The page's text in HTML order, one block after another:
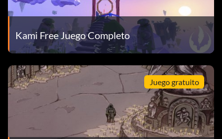
Kami Free Juego Completo
Juego gratuito